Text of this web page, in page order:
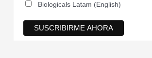
Biologicals Latam (English)